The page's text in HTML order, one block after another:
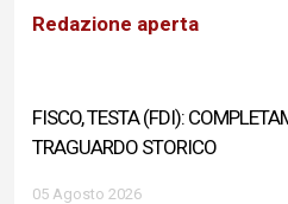
Redazione aperta
FISCO, TESTA (FDI):
TRAGUARDO STORICO
05 Agosto 2026